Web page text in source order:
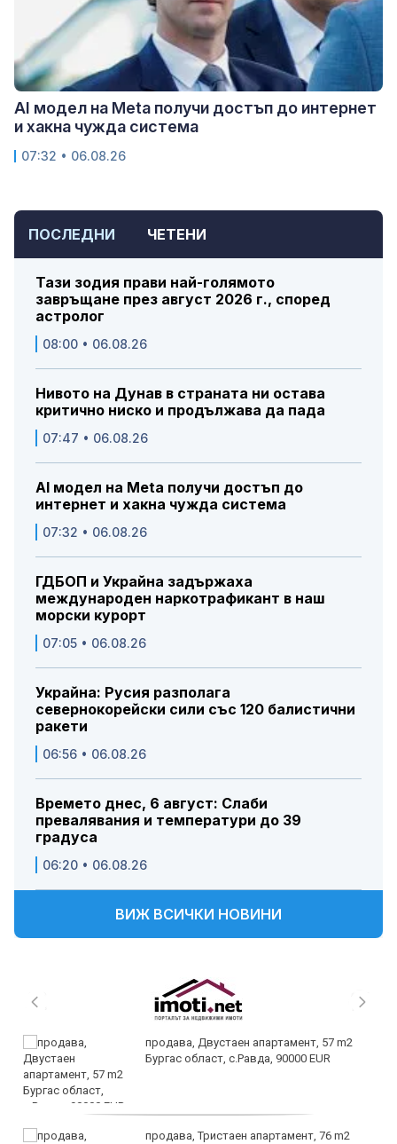
ПОСЛЕДНИ ЧЕТЕНИ
Тази зодия прави най-голямото
завръщане през август 2026 г., според
астролог
08:00 • 06.08.26
Нивото на Дунав в страната ни остава
критично ниско и продължава да пада
07:47 • 06.08.26
AI модел на Meta получи достъп до
интернет и хакна чужда система
07:32 • 06.08.26
ГДБОП и Украйна задържаха
международен наркотрафикант в наш
морски курорт
07:05 • 06.08.26
Украйна: Русия разполага
севернокорейски сили със 120 балистични
ракети
06:56 • 06.08.26
Времето днес, 6 август: Слаби
превалявания и температури до 39
градуса
06:20 • 06.08.26
ВИЖ ВСИЧКИ НОВИНИ
продава, Двустаен апартамент, 57 m2
Бургас област, с.Равда, 90000 EUR
продава, Тристаен апартамент, 76 m2
AI модел на Meta получи достъп до интернет
и хакна чужда система
07:32 • 06.08.26